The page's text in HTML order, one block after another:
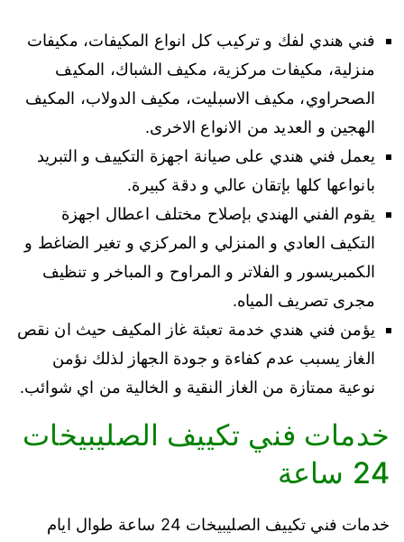
فني هندي لفك و تركيب كل انواع المكيفات، مكيفات
منزلية، مكيفات مركزية، مكيف الشباك، المكيف
الصحراوي، مكيف الاسبليت، مكيف الدولاب، المكيف
الهجين و العديد من الانواع الاخرى.
يعمل فني هندي على صيانة اجهزة التكييف و التبريد
بانواعها كلها بإتقان عالي و دقة كبيرة.
يقوم الفني الهندي بإصلاح مختلف اعطال اجهزة
التكيف العادي و المنزلي و المركزي و تغير الضاغط و
الكمبريسور و الفلاتر و المراوح و المباخر و تنظيف
مجرى تصريف المياه.
يؤمن فني هندي خدمة تعبئة غاز المكيف حيث ان نقص
الغاز يسبب عدم كفاءة و جودة الجهاز لذلك نؤمن
نوعية ممتازة من الغاز النقية و الخالية من اي شوائب.
خدمات فني تكييف الصليبيخات
24 ساعة
خدمات فني تكييف الصليبيخات 24 ساعة طوال ايام